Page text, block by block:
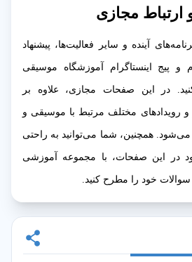
ارتباط مجازی
آینده و سایر فعالیت‌ها، پیشنهاد
و پیج اینستاگرام آموزشگاه موسیقی
در این صفحات مجازی، علاوه بر
و رویدادهای مختلف مرتبط با موسیقی و
همچنین، شما می‌توانید به راحتی
در این صفحات، با مجموعه آموزشی
خود را مطرح کنید.